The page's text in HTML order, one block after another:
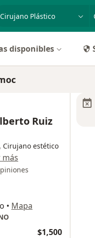
enfermedad
disponibles
Ruiz
Cirujano estético
más
• Mapa
$1,500